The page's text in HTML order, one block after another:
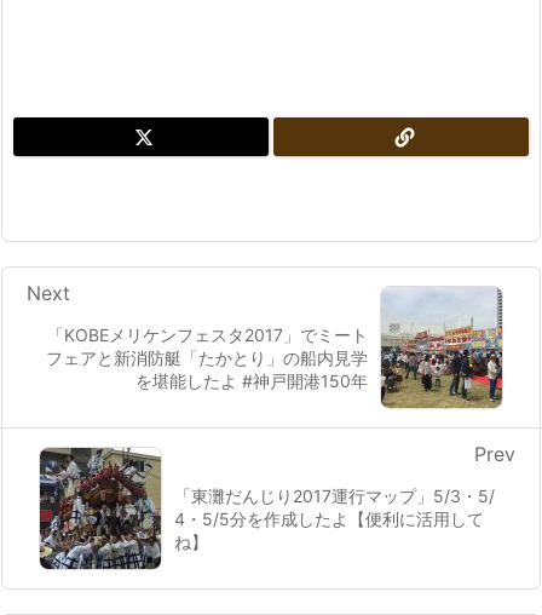
「KOBEメリケンフェスタ2017」でミート
フェアと新消防艇「たかとり」の船内見学
を堪能したよ #神戸開港150年
Next
「東灘だんじり2017運行マップ」5/3・5/
4・5/5分を作成したよ【便利に活用して
ね】
Prev